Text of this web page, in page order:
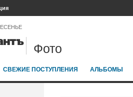
Фото
СВЕЖИЕ ПОСТУПЛЕНИЯ АЛЬБОМЫ